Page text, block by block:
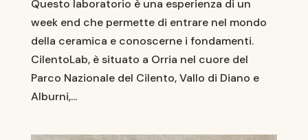
Questo laboratorio è una esperienza di un
week end che permette di entrare nel mondo
della ceramica e conoscerne i fondamenti.
CilentoLab, è situato a Orria nel cuore del
Parco Nazionale del Cilento, Vallo di Diano e
Alburni,...